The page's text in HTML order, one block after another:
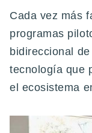
Cada vez más
programas
bidireccional
tecnología que
el ecosistema